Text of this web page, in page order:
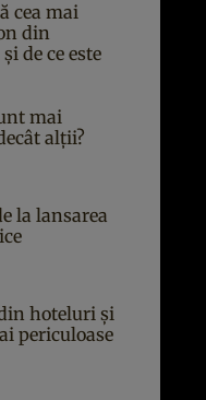
cea mai
din
de ce este
mai
alții?
la lansarea
hoteluri și
periculoase